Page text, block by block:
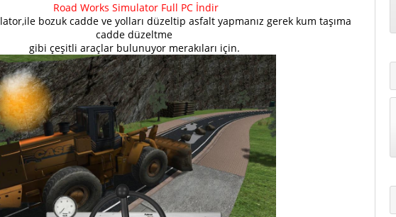
Road Works Simulator Full PC İndir
bozuk cadde ve yolları düzeltip asfalt yapmanız gerek kum taşıma
cadde düzeltme
gibi çeşitli araçlar bulunuyor merakıları için.